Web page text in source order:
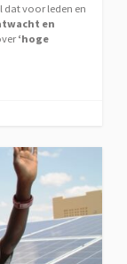
dat voor leden en
en
‘hoge